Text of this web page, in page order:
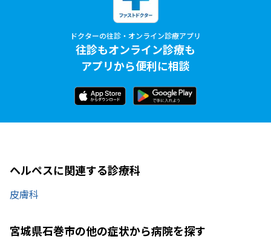
ドクターの往診・オンライン診療アプリ
往診もオンライン診療も
アプリから便利に相談
ヘルペスに関連する診療科
皮膚科
宮城県石巻市の他の症状から病院を探す